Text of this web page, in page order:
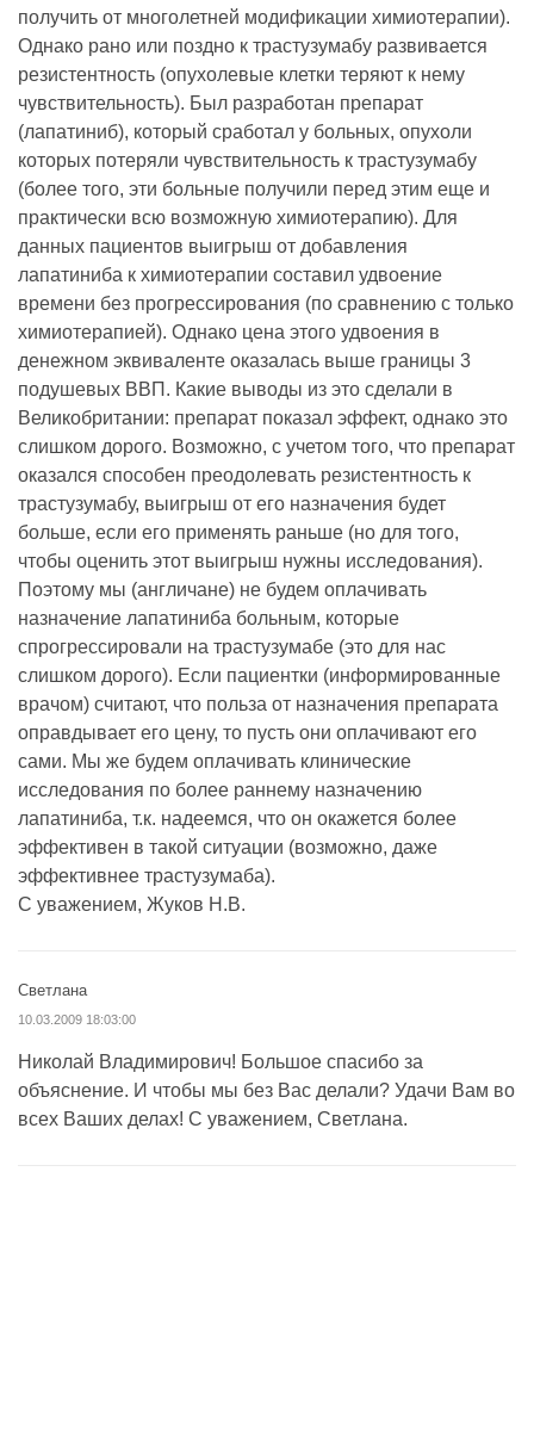
получить от многолетней модификации химиотерапии).
Однако рано или поздно к трастузумабу развивается
резистентность (опухолевые клетки теряют к нему
чувствительность). Был разработан препарат
(лапатиниб), который сработал у больных, опухоли
которых потеряли чувствительность к трастузумабу
(более того, эти больные получили перед этим еще и
практически всю возможную химиотерапию). Для
данных пациентов выигрыш от добавления
лапатиниба к химиотерапии составил удвоение
времени без прогрессирования (по сравнению с только
химиотерапией). Однако цена этого удвоения в
денежном эквиваленте оказалась выше границы 3
подушевых ВВП. Какие выводы из это сделали в
Великобритании: препарат показал эффект, однако это
слишком дорого. Возможно, с учетом того, что препарат
оказался способен преодолевать резистентность к
трастузумабу, выигрыш от его назначения будет
больше, если его применять раньше (но для того,
чтобы оценить этот выигрыш нужны исследования).
Поэтому мы (англичане) не будем оплачивать
назначение лапатиниба больным, которые
спрогрессировали на трастузумабе (это для нас
слишком дорого). Если пациентки (информированные
врачом) считают, что польза от назначения препарата
оправдывает его цену, то пусть они оплачивают его
сами. Мы же будем оплачивать клинические
исследования по более раннему назначению
лапатиниба, т.к. надеемся, что он окажется более
эффективен в такой ситуации (возможно, даже
эффективнее трастузумаба).
С уважением, Жуков Н.В.
Светлана
10.03.2009 18:03:00
Николай Владимирович! Большое спасибо за
объяснение. И чтобы мы без Вас делали? Удачи Вам во
всех Ваших делах! С уважением, Светлана.